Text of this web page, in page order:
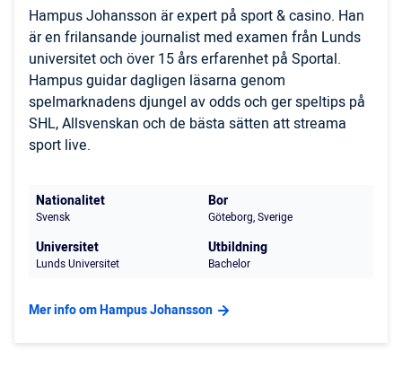
Hampus Johansson är expert på sport & casino. Han
är en frilansande journalist med examen från Lunds
universitet och över 15 års erfarenhet på Sportal.
Hampus guidar dagligen läsarna genom
spelmarknadens djungel av odds och ger speltips på
SHL, Allsvenskan och de bästa sätten att streama
sport live.
Nationalitet
Svensk
Bor
Göteborg, Sverige
Universitet
Lunds Universitet
Utbildning
Bachelor
Mer info om Hampus Johansson